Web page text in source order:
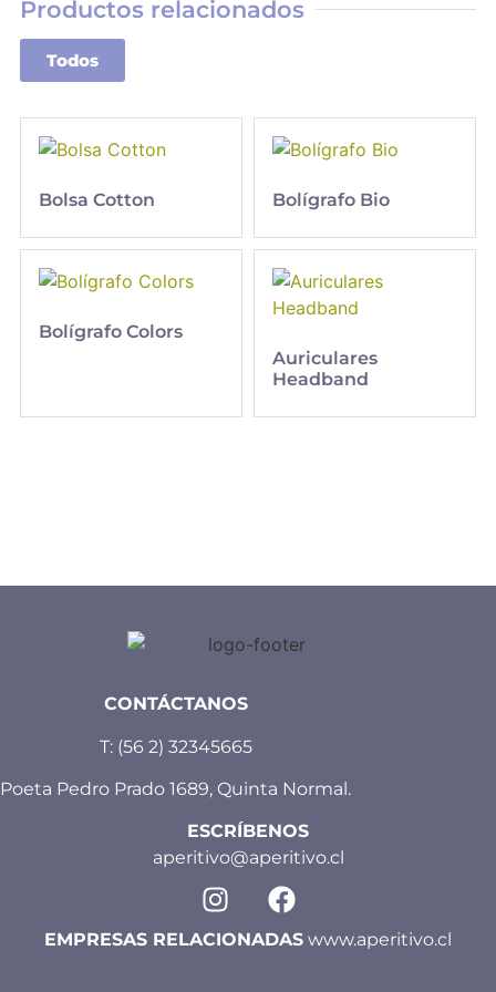
Productos relacionados
Todos
Bolsa Cotton Bolígrafo Bio
Bolígrafo Colors
Auriculares
Headband
CONTÁCTANOS
T: (56 2) 32345665
Poeta Pedro Prado 1689, Quinta Normal.
ESCRÍBENOS
aperitivo@aperitivo.cl
EMPRESAS RELACIONADAS www.aperitivo.cl